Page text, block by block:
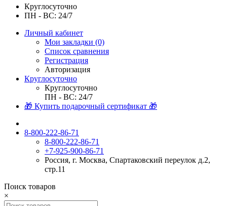
Круглосуточно
ПН - ВС: 24/7
Личный кабинет
Мои закладки (0)
Список сравнения
Регистрация
Авторизация
Круглосуточно
Круглосуточно
ПН - ВС: 24/7
🎁 Купить подарочный сертификат 🎁
8-800-222-86-71
8-800-222-86-71
+7-925-900-86-71
Россия, г. Москва, Спартаковский переулок д.2,
стр.11
Поиск товаров
×